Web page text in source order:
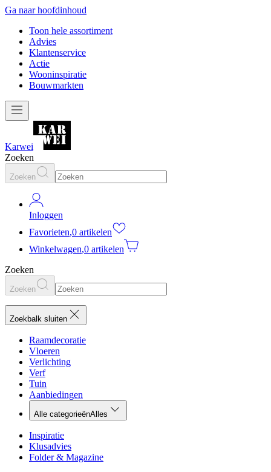
Ga naar hoofdinhoud
Toon hele assortiment
Advies
Klantenservice
Actie
Wooninspiratie
Bouwmarkten
Karwei
Zoeken
Zoeken
Inloggen
Favorieten,0 artikelen
Winkelwagen,0 artikelen
Zoeken
Zoeken
Zoekbalk sluiten
Raamdecoratie
Vloeren
Verlichting
Verf
Tuin
Aanbiedingen
Alle categorieënAlles
Inspiratie
Klusadvies
Folder & Magazine